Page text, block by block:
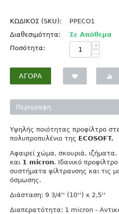
ΚΩΔΙΚΟΣ (SKU):
PPECO1
Διαθεσιμότητα:
Σε Απόθεμα
Ποσότητα:
+
−
ΑΓΟΡΆ
Περιγραφη
Υψηλής ποιότητας προφίλτρο
πολυπροπυλένιο της ECOSOFT.
Aφαιρεί χώμα, σκουριά,
και 1 micron. Ιδανικό
συστήματα φίλτρανσης και τις
όσμωσης.
Διάσταση: 9 3/4'' (10'') x 2,5''
Διαπερατότητα: 1 micron -